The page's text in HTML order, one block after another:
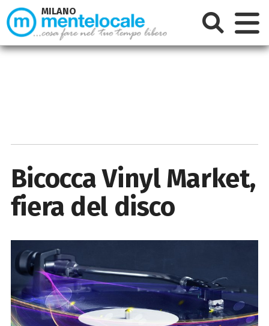
Bicocca Vinyl Market,
fiera del disco
MILANO